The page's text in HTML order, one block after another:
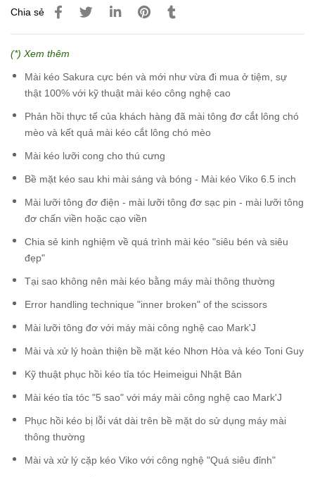
Chia sẻ
(*) Xem thêm
Mài kéo Sakura cực bén và mới như vừa đi mua ở tiệm, sự
thật 100% với kỹ thuật mài kéo công nghệ cao
Phản hồi thực tế của khách hàng đã mài tông đơ cắt lông chó
mèo và kết quả mài kéo cắt lông chó mèo
Mài kéo lưỡi cong cho thú cưng
Bề mặt kéo sau khi mài sáng và bóng - Mài kéo Viko 6.5 inch
Mài lưỡi tông đơ điện - mài lưỡi tông đơ sạc pin - mài lưỡi tông
đơ chấn viền hoặc cạo viền
Chia sẻ kinh nghiệm về quá trình mài kéo "siêu bén và siêu
đẹp"
Tại sao không nên mài kéo bằng máy mài thông thường
Error handling technique "inner broken" of the scissors
Mài lưỡi tông đơ với máy mài công nghệ cao Mark'J
Mài và xử lý hoàn thiện bề mặt kéo Nhơn Hòa và kéo Toni Guy
Kỹ thuật phục hồi kéo tỉa tóc Heimeigui Nhật Bản
Mài kéo tỉa tóc "5 sao" với máy mài công nghệ cao Mark'J
Phục hồi kéo bị lỗi vát dài trên bề mặt do sử dụng máy mài
thông thường
Mài và xử lý cặp kéo Viko với công nghệ "Quá siêu đỉnh"